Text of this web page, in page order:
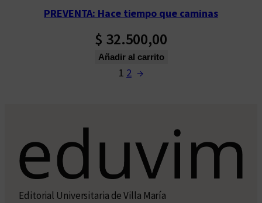
PREVENTA: Hace tiempo que caminas
$ 32.500,00
Añadir al carrito
1 2 →
Editorial Universitaria de Villa María